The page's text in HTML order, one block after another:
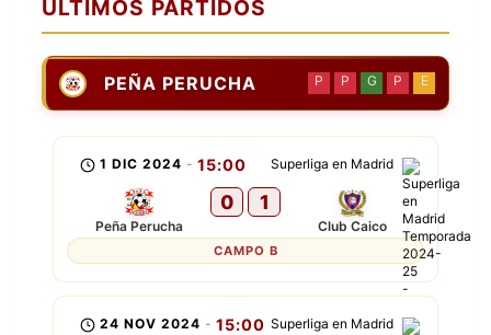
ÚLTIMOS PARTIDOS
PEÑA PERUCHA P P G P E
Superliga en Madrid
1 DIC 2024 - 15:00
Peña Perucha
0 1
Club Caico
CAMPO B
Superliga en Madrid
24 NOV 2024 - 15:00